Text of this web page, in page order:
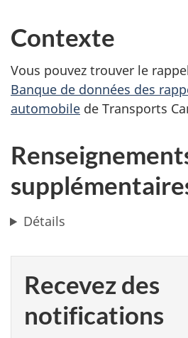
Contexte
Vous pouvez trouver le
Banque de données des
automobile de Transports
Détails
Recevez des
notifications